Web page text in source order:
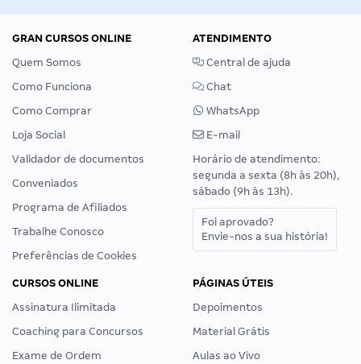
GRAN CURSOS ONLINE
Quem Somos
Como Funciona
Como Comprar
Loja Social
Validador de documentos
Conveniados
Programa de Afiliados
Trabalhe Conosco
Preferências de Cookies
ATENDIMENTO
Central de ajuda
Chat
WhatsApp
E-mail
Horário de atendimento:
segunda a sexta (8h às 20h),
sábado (9h às 13h).
Foi aprovado?
Envie-nos a sua história!
CURSOS ONLINE
Assinatura Ilimitada
Coaching para Concursos
Exame de Ordem
PÁGINAS ÚTEIS
Depoimentos
Material Grátis
Aulas ao Vivo